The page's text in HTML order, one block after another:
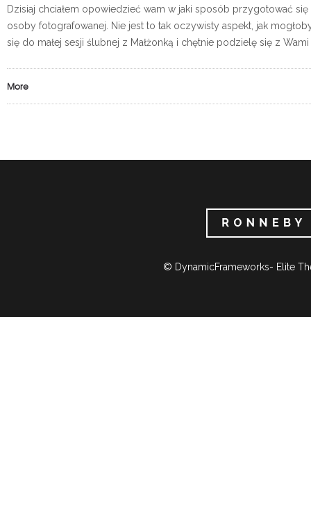
Dzisiaj chciałem opowiedzieć wam w jaki sposób przygotować
osoby fotografowanej. Nie jest to tak oczywisty aspekt, jak
się do małej sesji ślubnej z Małżonką i chętnie podzielę się z
More
© DynamicFrameworks- Elite